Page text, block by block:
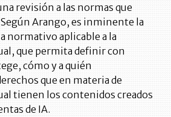
revisión a las normas que
Arango, es inminente la
normativo aplicable a la
que permita definir con
cómo y a quién
que en materia de
tienen los contenidos creados
de IA.